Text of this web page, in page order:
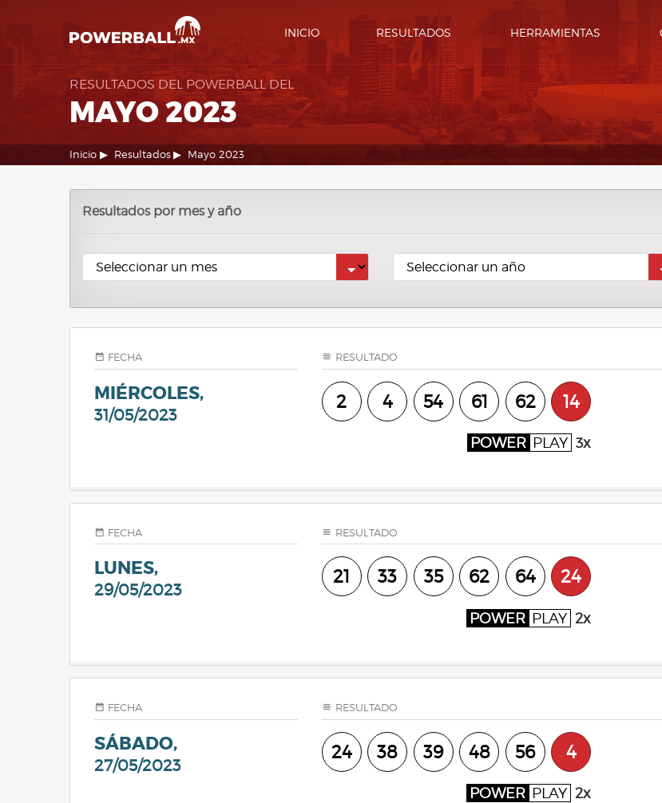
INICIO RESULTADOS HERRAMIENTAS
RESULTADOS DEL POWERBALL DEL
MAYO 2023
Inicio Resultados Mayo 2023
Resultados por mes y año
FECHA
MIÉRCOLES,
31/05/2023
RESULTADO
2 4 54 61 62 14
POWER PLAY 3x
FECHA
LUNES,
29/05/2023
RESULTADO
21 33 35 62 64 24
POWER PLAY 2x
FECHA
SÁBADO,
27/05/2023
RESULTADO
24 38 39 48 56 4
POWER PLAY 2x